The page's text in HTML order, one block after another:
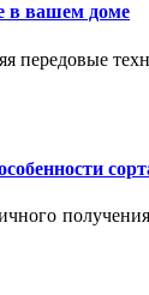
в вашем доме
передовые